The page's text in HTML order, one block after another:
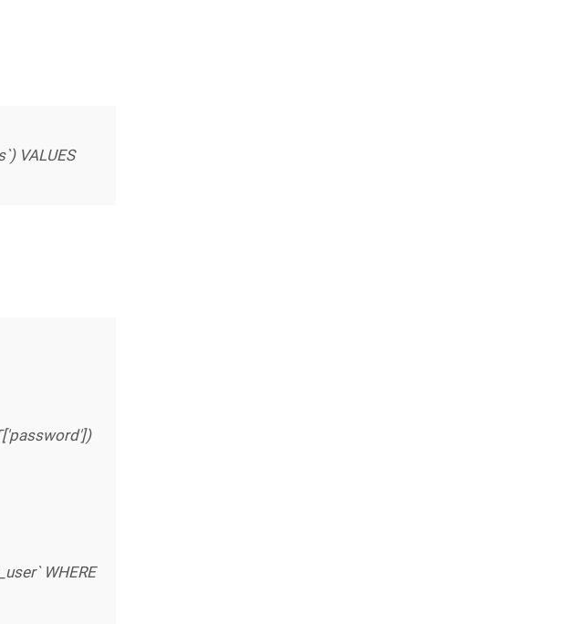
VALUES
WHERE